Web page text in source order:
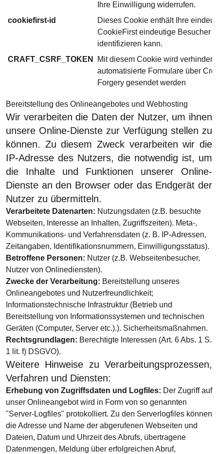
Ihre Einwilligung widerrufen.
cookiefirst-id
Dieses Cookie enthält Ihre
CookieFirst eindeutige Besucher
identifizieren kann.
CRAFT_CSRF_TOKEN
Mit diesem Cookie wird
automatisierte Formulare über
Forgery gesendet werden
Bereitstellung des Onlineangebotes und Webhosting
Wir verarbeiten die Daten der Nutzer, um ihnen
unsere Online-Dienste zur Verfügung stellen zu
können. Zu diesem Zweck verarbeiten wir die
IP-Adresse des Nutzers, die notwendig ist, um
die Inhalte und Funktionen unserer Online-
Dienste an den Browser oder das Endgerät der
Nutzer zu übermitteln.
Verarbeitete Datenarten: Nutzungsdaten (z.B. besuchte
Webseiten, Interesse an Inhalten, Zugriffszeiten). Meta-,
Kommunikations- und Verfahrensdaten (z. B. IP-Adressen,
Zeitangaben, Identifikationsnummern, Einwilligungsstatus).
Betroffene Personen: Nutzer (z.B. Webseitenbesucher,
Nutzer von Onlinediensten).
Zwecke der Verarbeitung: Bereitstellung unseres
Onlineangebotes und Nutzerfreundlichkeit;
Informationstechnische Infrastruktur (Betrieb und
Bereitstellung von Informationssystemen und technischen
Geräten (Computer, Server etc.).). Sicherheitsmaßnahmen.
Rechtsgrundlagen: Berechtigte Interessen (Art. 6 Abs. 1 S.
1 lit. f) DSGVO).
Weitere Hinweise zu Verarbeitungsprozessen,
Verfahren und Diensten:
Erhebung von Zugriffsdaten und Logfiles: Der Zugriff auf
unser Onlineangebot wird in Form von so genannten
"Server-Logfiles" protokolliert. Zu den Serverlogfiles können
die Adresse und Name der abgerufenen Webseiten und
Dateien, Datum und Uhrzeit des Abrufs, übertragene
Datenmengen, Meldung über erfolgreichen Abruf,